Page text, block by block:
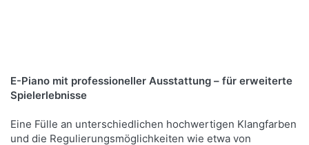
Der digitale Stutzflügel für kreative Momente und
ein gediegenes Ambiente
Mehr Infos
E-Piano mit professioneller Ausstattung – für erweiterte
Spielerlebnisse
Eine Fülle an unterschiedlichen hochwertigen Klangfarben
und die Regulierungsmöglichkeiten wie etwa von